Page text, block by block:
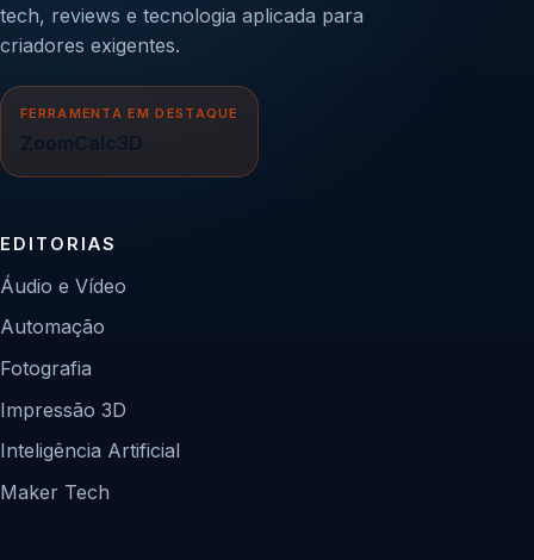
tech, reviews e tecnologia aplicada para
criadores exigentes.
FERRAMENTA EM DESTAQUE
ZoomCalc3D
EDITORIAS
Áudio e Vídeo
Automação
Fotografia
Impressão 3D
Inteligência Artificial
Maker Tech